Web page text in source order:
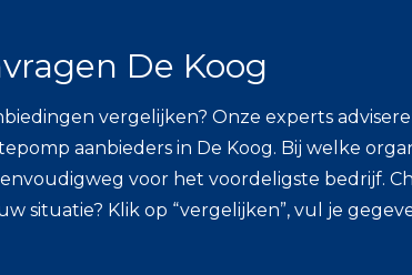
De Koog
vergelijken? Onze experts
aanbieders in De Koog. Bij welke
voor het voordeligste bedrijf.
situatie? Klik op “vergelijken”, vul je